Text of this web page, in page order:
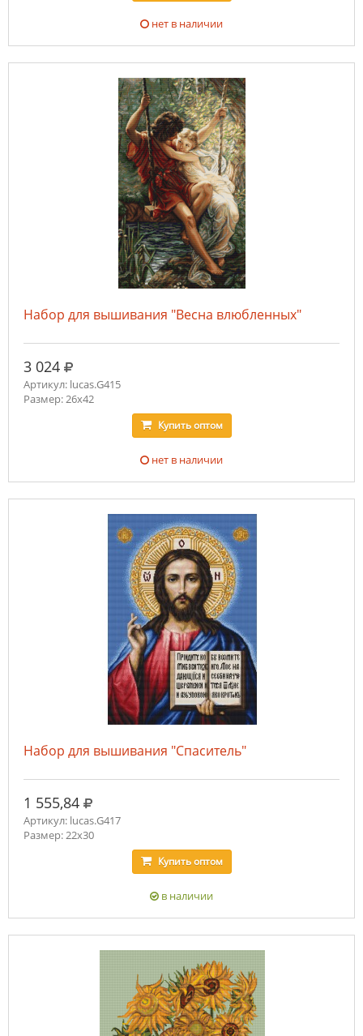
нет в наличии
Набор для вышивания "Весна влюбленных"
3 024 руб.
Артикул: lucas.G415
Размер: 26x42
Купитьоптом
нет в наличии
Набор для вышивания "Спаситель"
1 555,84 руб.
Артикул: lucas.G417
Размер: 22x30
Купитьоптом
в наличии